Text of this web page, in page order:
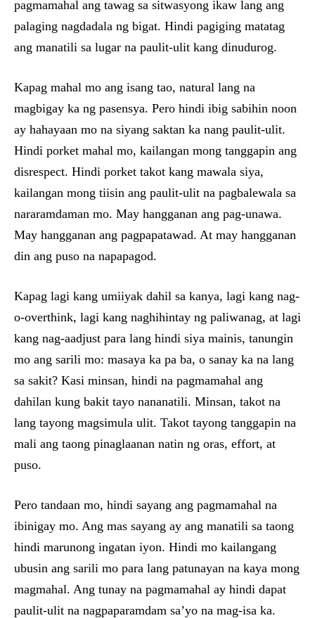
pagmamahal ang tawag sa sitwasyong ikaw lang ang
palaging nagdadala ng bigat. Hindi pagiging matatag
ang manatili sa lugar na paulit-ulit kang dinudurog.
Kapag mahal mo ang isang tao, natural lang na
magbigay ka ng pasensya. Pero hindi ibig sabihin noon
ay hahayaan mo na siyang saktan ka nang paulit-ulit.
Hindi porket mahal mo, kailangan mong tanggapin ang
disrespect. Hindi porket takot kang mawala siya,
kailangan mong tiisin ang paulit-ulit na pagbalewala sa
nararamdaman mo. May hangganan ang pag-unawa.
May hangganan ang pagpapatawad. At may hangganan
din ang puso na napapagod.
Kapag lagi kang umiiyak dahil sa kanya, lagi kang nag-
o-overthink, lagi kang naghihintay ng paliwanag, at lagi
kang nag-aadjust para lang hindi siya mainis, tanungin
mo ang sarili mo: masaya ka pa ba, o sanay ka na lang
sa sakit? Kasi minsan, hindi na pagmamahal ang
dahilan kung bakit tayo nananatili. Minsan, takot na
lang tayong magsimula ulit. Takot tayong tanggapin na
mali ang taong pinaglaanan natin ng oras, effort, at
puso.
Pero tandaan mo, hindi sayang ang pagmamahal na
ibinigay mo. Ang mas sayang ay ang manatili sa taong
hindi marunong ingatan iyon. Hindi mo kailangang
ubusin ang sarili mo para lang patunayan na kaya mong
magmahal. Ang tunay na pagmamahal ay hindi dapat
paulit-ulit na nagpaparamdam sa’yo na mag-isa ka.